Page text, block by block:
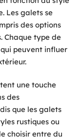
Les galets se
des options
Chaque type de
peuvent influer
une touche
des
que les galets
rustiques ou
choisir entre du